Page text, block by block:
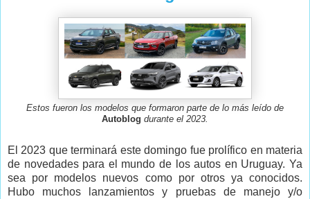
Estos fueron los modelos que formaron parte de lo más leído de
Autoblog durante el 2023.
El 2023 que terminará este domingo fue prolífico en materia
de novedades para el mundo de los autos en Uruguay. Ya
sea por modelos nuevos como por otros ya conocidos.
Hubo muchos lanzamientos y pruebas de manejo y/o